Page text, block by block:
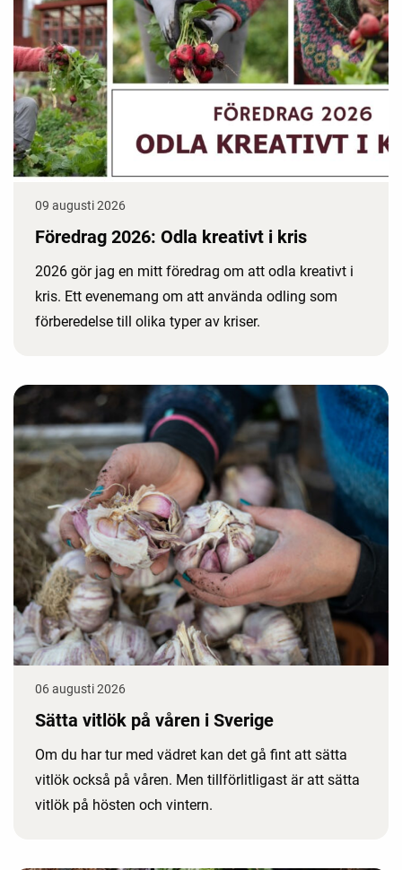
09 augusti 2026
Föredrag 2026: Odla kreativt i kris
2026 gör jag en mitt föredrag om att odla kreativt i
kris. Ett evenemang om att använda odling som
förberedelse till olika typer av kriser.
06 augusti 2026
Sätta vitlök på våren i Sverige
Om du har tur med vädret kan det gå fint att sätta
vitlök också på våren. Men tillförlitligast är att sätta
vitlök på hösten och vintern.